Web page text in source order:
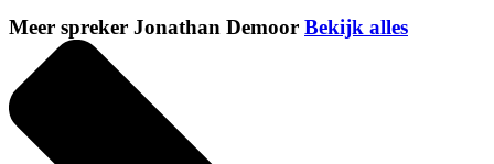
Meer spreker Jonathan Demoor Bekijk alles